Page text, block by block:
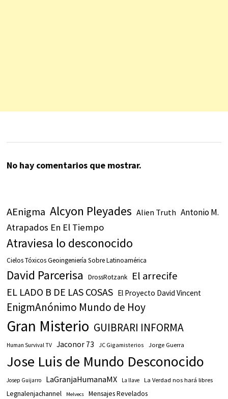
No hay comentarios que mostrar.
AEnigma Alcyon Pleyades Alien Truth Antonio M.
Atrapados En El Tiempo
Atraviesa lo desconocido
Cielos Tóxicos Geoingeniería Sobre Latinoamérica
David Parcerisa DrossRotzank El arrecife
EL LADO B DE LAS COSAS El Proyecto David Vincent
EnigmAnónimo Mundo de Hoy
Gran Misterio GUIBRARI INFORMA
Human Survival TV Jaconor 73 JC Gigamisterios Jorge Guerra
Jose Luis de Mundo Desconocido
Josep Guijarro LaGranjaHumanaMX La llave La Verdad nos hará libres
Legnalenjachannel Melvecs Mensajes Revelados